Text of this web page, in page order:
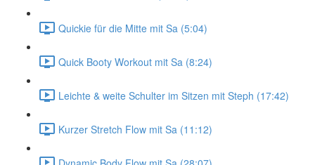
Quickie für die Mitte mit Sa (5:04)
Quick Booty Workout mit Sa (8:24)
Leichte & weite Schulter im Sitzen mit Steph (17:42)
Kurzer Stretch Flow mit Sa (11:12)